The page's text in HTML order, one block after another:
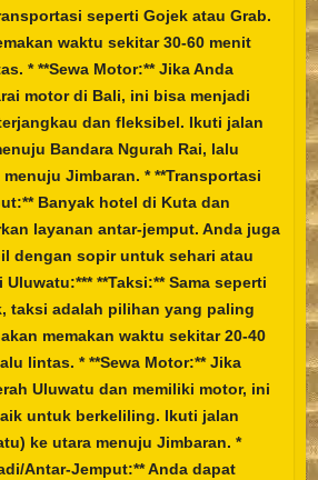
seperti Gojek atau Grab.
waktu sekitar 30-60 menit
* **Sewa Motor:** Jika Anda
motor di Bali, ini bisa menjadi
dan fleksibel. Ikuti jalan
Bandara Ngurah Rai, lalu
Jimbaran. * **Transportasi
Banyak hotel di Kuta dan
layanan antar-jemput. Anda juga
dengan sopir untuk sehari atau
Uluwatu:*** **Taksi:** Sama seperti
taksi adalah pilihan yang paling
memakan waktu sekitar 20-40
lintas. * **Sewa Motor:** Jika
Uluwatu dan memiliki motor, ini
untuk berkeliling. Ikuti jalan
ke utara menuju Jimbaran. *
Antar-Jemput:** Anda dapat